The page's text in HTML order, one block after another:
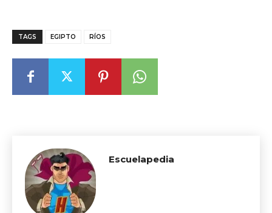
TAGS EGIPTO RÍOS
Escuelapedia